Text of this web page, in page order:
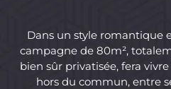
Dans un style romantique
campagne de 80m²,
bien sûr privatisée, fera
hors du commun, entre